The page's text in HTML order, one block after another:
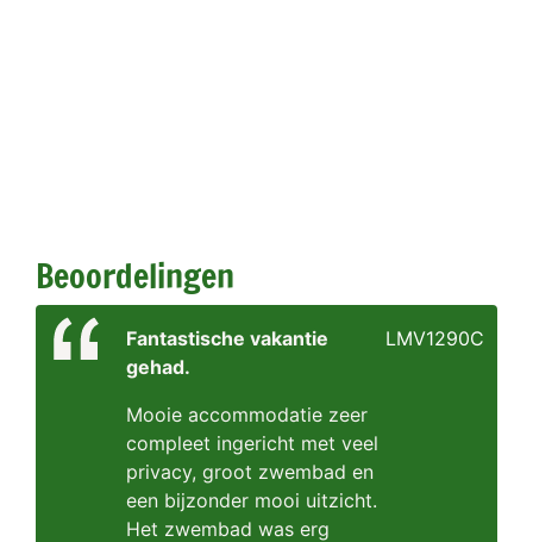
Beoordelingen
Fantastische vakantie
gehad.
Mooie accommodatie zeer
compleet ingericht met veel
privacy, groot zwembad en
een bijzonder mooi uitzicht.
Het zwembad was erg
LMV1290C